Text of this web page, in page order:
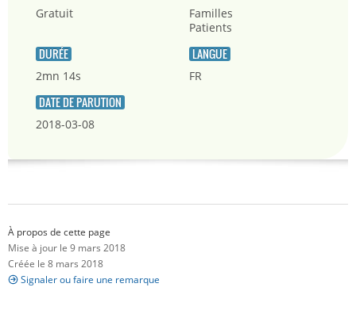
Gratuit
Familles
Patients
DURÉE
2mn 14s
LANGUE
FR
DATE DE PARUTION
2018-03-08
À propos de cette page
Mise à jour le 9 mars 2018
Créée le 8 mars 2018
Signaler ou faire une remarque